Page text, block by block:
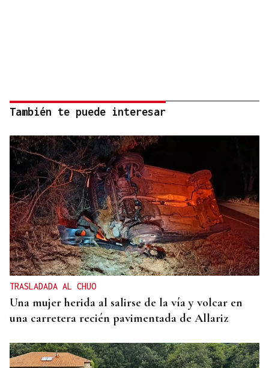
También te puede interesar
TRASLADADA AL CHUO
Una mujer herida al salirse de la vía y volcar en
una carretera recién pavimentada de Allariz